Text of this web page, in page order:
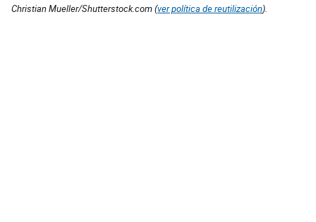
Christian Mueller/Shutterstock.com (ver política de reutilización).